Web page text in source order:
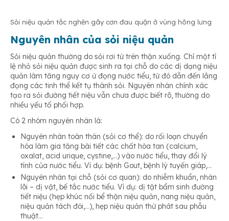
Sỏi niệu quản tắc nghẽn gây cơn đau quặn ở vùng hông lưng
Nguyên nhân của sỏi niệu quản
Sỏi niệu quản thường do sỏi rơi từ trên thận xuống. Chỉ một tỉ
lệ nhỏ sỏi niệu quản được sinh ra tại chỗ do các dị dạng niệu
quản làm tăng nguy cơ ứ đọng nước tiểu, từ đó dẫn đến lắng
đọng các tinh thể kết tụ thành sỏi. Nguyên nhân chính xác
tạo ra sỏi đường tiết niệu vẫn chưa được biết rõ, thường do
nhiều yếu tố phối hợp.
Có 2 nhóm nguyên nhân là:
Nguyên nhân toàn thân (sỏi cơ thể): do rối loạn chuyển
hóa làm gia tăng bài tiết các chất hòa tan (calcium,
oxalat, acid urique, cystine,…) vào nước tiểu, thay đổi lý
tính của nước tiểu. Ví dụ: bệnh Gout, bệnh lý tuyến giáp,…
Nguyên nhân tại chỗ (sỏi cơ quan): do nhiễm khuẩn, nhân
lõi – dị vật, bế tắc nước tiểu. Ví dụ: dị tật bẩm sinh đường
tiết niệu (hẹp khúc nối bể thận niệu quản, nang niệu quản,
niệu quản tách đôi,…), hẹp niệu quản thứ phát sau phẫu
thuật…